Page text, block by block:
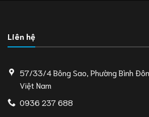
Liên hệ
57/33/4 Bông Sao, Phường Bình
Việt Nam
0936 237 688